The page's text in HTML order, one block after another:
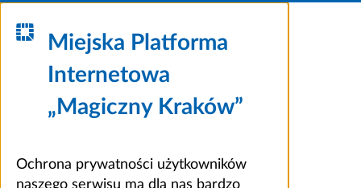
Miejska Platforma
Internetowa
„Magiczny Kraków”
Ochrona prywatności użytkowników
naszego serwisu ma dla nas bardzo